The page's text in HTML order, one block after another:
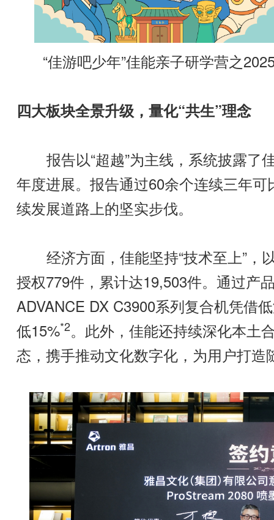
“佳游吧少年”佳能亲子研学营之
四大板块全景升级，量化“共生”理念
报告以“超越”为主线，系统披露了
年度进展。报告通过60余个连续三年
续发展道路上的坚实步伐。
经济方面，佳能坚持“技术至上”，
授权779件，累计达19,503件。通过产
ADVANCE DX C3900系列复合机凭借
低15%*2。此外，佳能还持续深化本土
态，携手推动文化数字化，为用户打造